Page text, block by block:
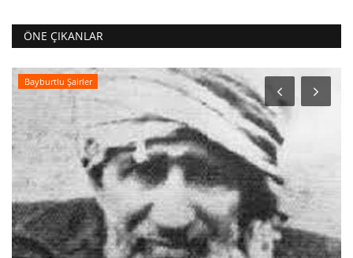
ÖNE ÇIKANLAR
Bayburtlu Şairler